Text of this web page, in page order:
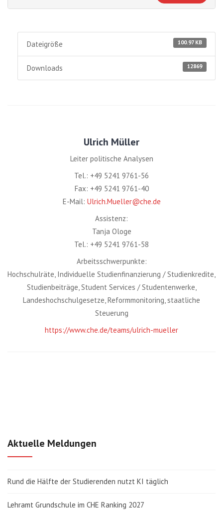
100.97 KB
Dateigröße
12869
Downloads
Ulrich Müller
Leiter politische Analysen
Tel.: +49 5241 9761-56
Fax: +49 5241 9761-40
E-Mail: Ulrich.Mueller@che.de
Assistenz:
Tanja Ologe
Tel.: +49 5241 9761-58
Arbeitsschwerpunkte:
Hochschulräte, Individuelle Studienfinanzierung / Studienkredite,
Studienbeiträge, Student Services / Studentenwerke,
Landeshochschulgesetze, Reformmonitoring, staatliche
Steuerung
https://www.che.de/teams/ulrich-mueller
Aktuelle Meldungen
Rund die Hälfte der Studierenden nutzt KI täglich
Lehramt Grundschule im CHE Ranking 2027